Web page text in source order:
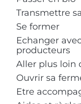
Transmettre
Se former
Echanger
producteurs
Aller plus loin
Ouvrir sa
Etre